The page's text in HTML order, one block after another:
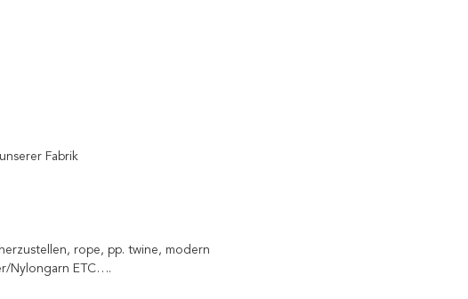
Fabrik
rope, pp. twine, modern
Nylongarn ETC….